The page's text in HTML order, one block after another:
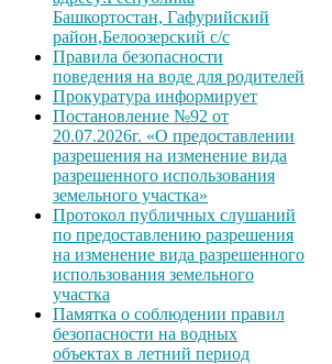
Башкортостан, Гафурийский
район,Белоозерский с/с
Правила безопасности
поведения на воде для родителей
Прокуратура информирует
Постановление №92 от
20.07.2026г. «О предоставлении
разрешения на изменение вида
разрешенного использования
земельного участка»
Протокол публичных слушаний
по предоставлению разрешения
на изменение вида разрешенного
использования земельного
участка
Памятка о соблюдении правил
безопасности на водных
объектах в летний период